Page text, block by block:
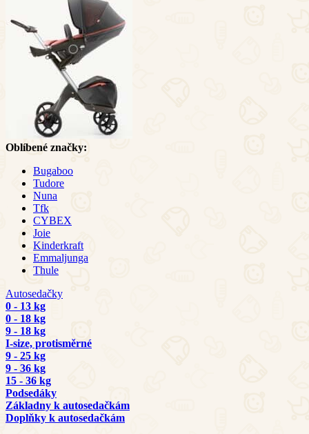
Oblíbené značky:
Bugaboo
Tudore
Nuna
Tfk
CYBEX
Joie
Kinderkraft
Emmaljunga
Thule
Autosedačky
0 - 13 kg
0 - 18 kg
9 - 18 kg
I-size, protisměrné
9 - 25 kg
9 - 36 kg
15 - 36 kg
Podsedáky
Základny k autosedačkám
Doplňky k autosedačkám